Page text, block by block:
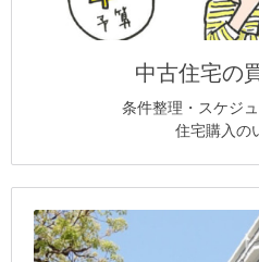
中古住宅の
条件整理・スケジ
住宅購入の